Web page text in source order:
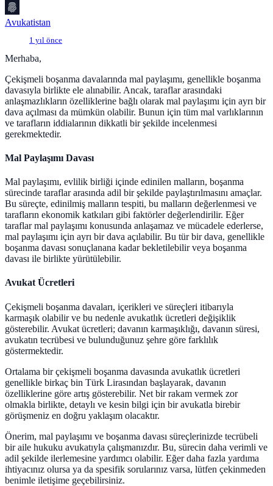
Avukatistan
1 yıl önce
Merhaba,
Çekişmeli boşanma davalarında mal paylaşımı, genellikle boşanma
davasıyla birlikte ele alınabilir. Ancak, taraflar arasındaki
anlaşmazlıkların özelliklerine bağlı olarak mal paylaşımı için ayrı bir
dava açılması da mümkün olabilir. Bunun için tüm mal varlıklarının
ve tarafların iddialarının dikkatli bir şekilde incelenmesi
gerekmektedir.
Mal Paylaşımı Davası
Mal paylaşımı, evlilik birliği içinde edinilen malların, boşanma
sürecinde taraflar arasında adil bir şekilde paylaştırılmasını amaçlar.
Bu süreçte, edinilmiş malların tespiti, bu malların değerlenmesi ve
tarafların ekonomik katkıları gibi faktörler değerlendirilir. Eğer
taraflar mal paylaşımı konusunda anlaşamaz ve mücadele ederlerse,
mal paylaşımı için ayrı bir dava açılabilir. Bu tür bir dava, genellikle
boşanma davası sonuçlanana kadar bekletilebilir veya boşanma
davası ile birlikte yürütülebilir.
Avukat Ücretleri
Çekişmeli boşanma davaları, içerikleri ve süreçleri itibarıyla
karmaşık olabilir ve bu nedenle avukatlık ücretleri değişiklik
gösterebilir. Avukat ücretleri; davanın karmaşıklığı, davanın süresi,
avukatın tecrübesi ve bulunduğunuz şehre göre farklılık
göstermektedir.
Ortalama bir çekişmeli boşanma davasında avukatlık ücretleri
genellikle birkaç bin Türk Lirasından başlayarak, davanın
özelliklerine göre artış gösterebilir. Net bir rakam vermek zor
olmakla birlikte, detaylı ve kesin bilgi için bir avukatla birebir
görüşmeniz en doğru yaklaşım olacaktır.
Önerim, mal paylaşımı ve boşanma davası süreçlerinizde tecrübeli
bir aile hukuku avukatıyla çalışmanızdır. Bu, sürecin daha verimli ve
adil şekilde ilerlemesine yardımcı olabilir. Eğer daha fazla yardıma
ihtiyacınız olursa ya da spesifik sorularınız varsa, lütfen çekinmeden
benimle iletişime geçebilirsiniz.